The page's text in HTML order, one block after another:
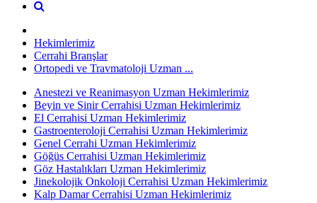
Hekimlerimiz
Cerrahi Branşlar
Ortopedi ve Travmatoloji Uzman ...
Anestezi ve Reanimasyon Uzman Hekimlerimiz
Beyin ve Sinir Cerrahisi Uzman Hekimlerimiz
El Cerrahisi Uzman Hekimlerimiz
Gastroenteroloji Cerrahisi Uzman Hekimlerimiz
Genel Cerrahi Uzman Hekimlerimiz
Göğüs Cerrahisi Uzman Hekimlerimiz
Göz Hastalıkları Uzman Hekimlerimiz
Jinekolojik Onkoloji Cerrahisi Uzman Hekimlerimiz
Kalp Damar Cerrahisi Uzman Hekimlerimiz